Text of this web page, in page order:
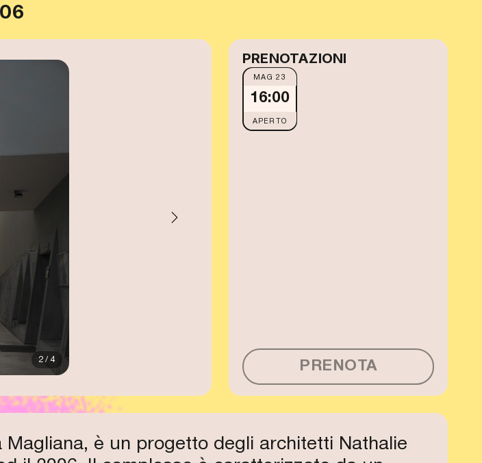
2 / 4
PRENOTAZIONI
MAG 23
16:00
APERTO
PRENOTA
Magliana, è un progetto degli architetti Nathalie